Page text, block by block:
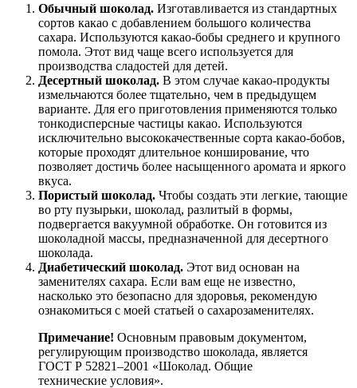
Обычный шоколад. Изготавливается из стандартных
сортов какао с добавлением большого количества
сахара. Используются какао-бобы среднего и крупного
помола. Этот вид чаще всего используется для
производства сладостей для детей.
Десертный шоколад. В этом случае какао-продукты
измельчаются более тщательно, чем в предыдущем
варианте. Для его приготовления применяются только
тонкодисперсные частицы какао. Используются
исключительно высококачественные сорта какао-бобов,
которые проходят длительное конширование, что
позволяет достичь более насыщенного аромата и яркого
вкуса.
Пористый шоколад. Чтобы создать эти легкие, тающие
во рту пузырьки, шоколад, разлитый в формы,
подвергается вакуумной обработке. Он готовится из
шоколадной массы, предназначенной для десертного
шоколада.
Диабетический шоколад. Этот вид основан на
заменителях сахара. Если вам еще не известно,
насколько это безопасно для здоровья, рекомендую
ознакомиться с моей статьей о сахарозаменителях.
Примечание! Основным правовым документом,
регулирующим производство шоколада, является
ГОСТ Р 52821–2001 «Шоколад. Общие
технические условия».